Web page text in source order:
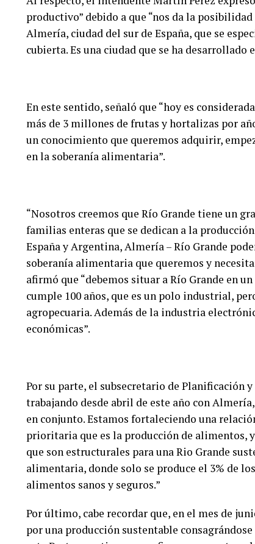
productivo” debido a que “nos da la
Almería, ciudad del sur de España, que se
cubierta. Es una ciudad que se ha
En este sentido, señaló que “hoy es
más de 3 millones de frutas y hortalizas por
un conocimiento que queremos adquirir,
en la soberanía alimentaria”.
“Nosotros creemos que Río Grande tiene un
familias enteras que se dedican a la
España y Argentina, Almería – Río Grande
soberanía alimentaria que queremos y
afirmó que “debemos situar a Río Grande en
cumple 100 años, que es un polo industrial,
agropecuaria. Además de la industria
económicas”.
Por su parte, el subsecretario de Planificación
trabajando desde abril de este año con
en conjunto. Estamos fortaleciendo una
prioritaria que es la producción de alimentos,
que son estructurales para una Rio Grande
alimentaria, donde solo se produce el 3% de
alimentos sanos y seguros.”
Por último, cabe recordar que, en el mes de
por una producción sustentable